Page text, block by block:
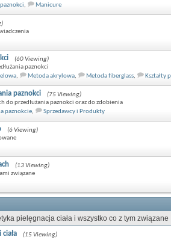
, Manicure
(60 Viewing)
paznokci
, Metoda akrylowa, Metoda fiberglass, Kształty
paznokci
(75 Viewing)
do przedłużania paznokci oraz do zdobienia
paznokcie, Sprzedawcy i Produkty
(6 Viewing)
(13 Viewing)
związane
pielęgnacja ciała i wszystko co z tym związane
(15 Viewing)